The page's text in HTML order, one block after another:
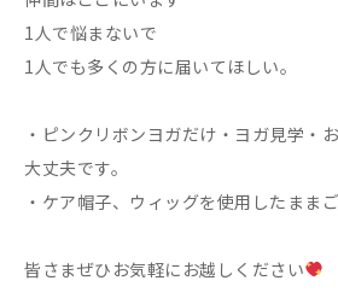
1人で悩まないで
1人でも多くの方に届いてほしい。
・ピンクリボンヨガだけ・ヨガ見学・
大丈夫です。
・ケア帽子、ウィッグを使用したまま
皆さまぜひお気軽にお越しください